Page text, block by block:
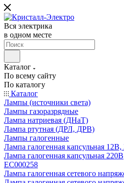
Вся электрика
в одном месте
Каталог
По всему сайту
По каталогу
Каталог
Лампы (источники света)
Лампы газоразрядные
Лампа натриевая (ДНаТ)
Лампа ртутная (ДРЛ, ДРВ)
Лампы галогенные
Лампа галогенная капсульная 12В,
Лампа галогенная капсульная 220В
EC000258
Лампа галогенная сетевого